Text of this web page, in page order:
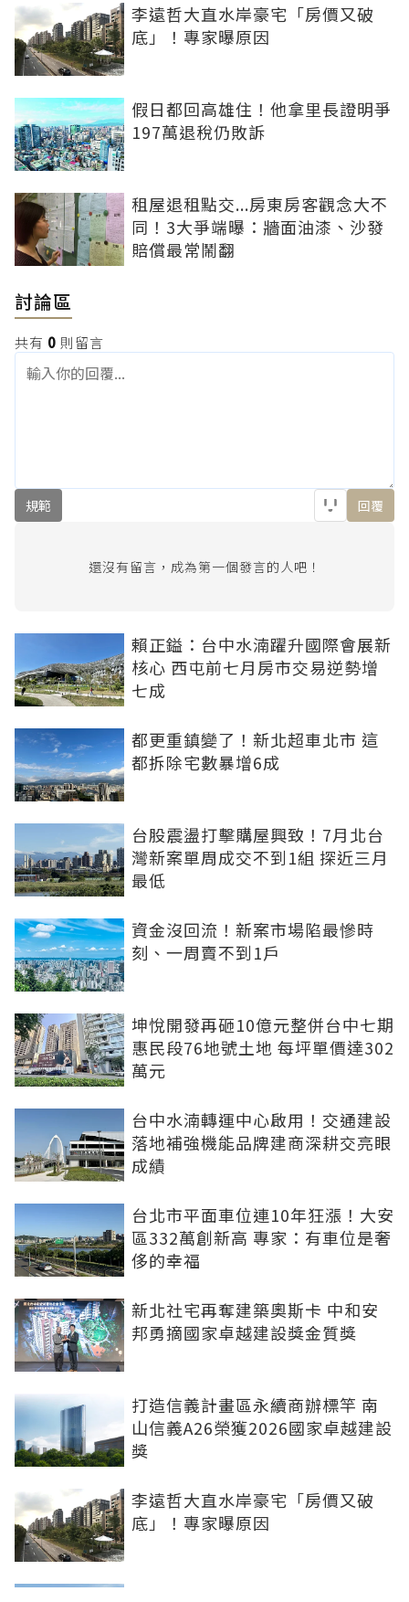
李遠哲大直水岸豪宅「房價又破
底」！專家曝原因
假日都回高雄住！他拿里長證明爭
197萬退稅仍敗訴
租屋退租點交...房東房客觀念大不
同！3大爭端曝：牆面油漆、沙發
賠償最常鬧翻
討論區
共有 0 則留言
規範 回覆
還沒有留言，成為第一個發言的人吧！
賴正鎰：台中水湳躍升國際會展新
核心 西屯前七月房市交易逆勢增
七成
都更重鎮變了！新北超車北市 這
都拆除宅數暴增6成
台股震盪打擊購屋興致！7月北台
灣新案單周成交不到1組 探近三月
最低
資金沒回流！新案市場陷最慘時
刻、一周賣不到1戶
坤悅開發再砸10億元整併台中七期
惠民段76地號土地 每坪單價達302
萬元
台中水湳轉運中心啟用！交通建設
落地補強機能品牌建商深耕交亮眼
成績
台北市平面車位連10年狂漲！大安
區332萬創新高 專家：有車位是奢
侈的幸福
新北社宅再奪建築奧斯卡 中和安
邦勇摘國家卓越建設獎金質獎
打造信義計畫區永續商辦標竿 南
山信義A26榮獲2026國家卓越建設
獎
李遠哲大直水岸豪宅「房價又破
底」！專家曝原因